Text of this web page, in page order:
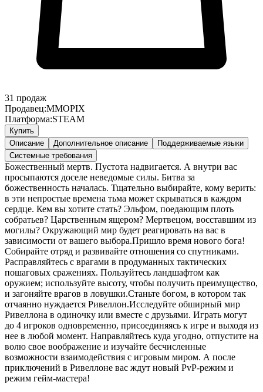
31 продаж
Продавец:MMOPIX
Платформа:STEAM
Купить
Описание
Дополнительное описание
Поддерживаемые языки
Системные требования
Божественный мертв. Пустота надвигается. А внутри вас
просыпаются доселе неведомые силы. Битва за
божественность началась. Тщательно выбирайте, кому верить:
в эти непростые времена тьма может скрываться в каждом
сердце. Кем вы хотите стать? Эльфом, поедающим плоть
собратьев? Царственным ящером? Мертвецом, восставшим из
могилы? Окружающий мир будет реагировать на вас в
зависимости от вашего выбора.Пришло время нового бога!
Собирайте отряд и развивайте отношения со спутниками.
Расправляйтесь с врагами в продуманных тактических
пошаговых сражениях. Пользуйтесь ландшафтом как
оружием; используйте высоту, чтобы получить преимущество,
и загоняйте врагов в ловушки.Станьте богом, в котором так
отчаянно нуждается Ривеллон.Исследуйте обширный мир
Ривеллона в одиночку или вместе с друзьями. Играть могут
до 4 игроков одновременно, присоединяясь к игре и выходя из
нее в любой момент. Направляйтесь куда угодно, отпустите на
волю свое воображение и изучайте бесчисленные
возможности взаимодействия с игровым миром. А после
приключений в Ривеллоне вас ждут новый PvP-режим и
режим гейм-мастера!